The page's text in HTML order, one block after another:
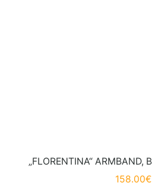
„FLORENTINA“ ARMBAND,
158.00€